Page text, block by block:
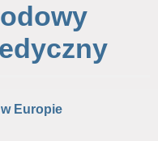
Europie